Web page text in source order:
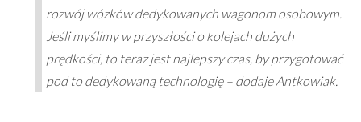
rozwój wózków dedykowanych wagonom osobowym.
Jeśli myślimy w przyszłości o kolejach dużych
prędkości, to teraz jest najlepszy czas, by przygotować
pod to dedykowaną technologię – dodaje Antkowiak.